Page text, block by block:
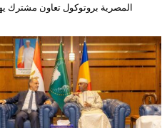
المصرية بروتوكول تعاون مشترك